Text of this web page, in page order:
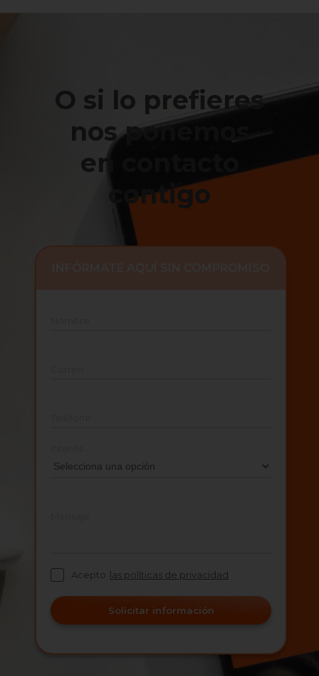
O si lo prefieres
nos ponemos
en contacto
contigo
Acepto las políticas de privacidad
Solicitar información